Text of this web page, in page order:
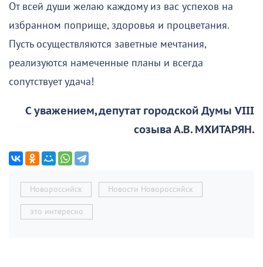
От всей души желаю каждому из вас успехов на
избранном поприще, здоровья и процветания.
Пусть осуществляются заветные мечтания,
реализуются намеченные планы и всегда
сопутствует удача!
С уважением, депутат городской Думы VIII
созыва А.В. МХИТАРЯН.
Новороссийск Новости Новороссийск
это интересно